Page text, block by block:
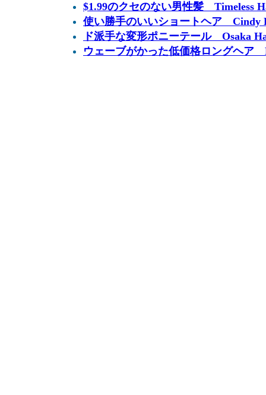
$1.99のクセのない男性髪 Timeless
使い勝手のいいショートヘア Cindy
ド派手な変形ポニーテール Osaka
ウェーブがかった低価格ロングヘア